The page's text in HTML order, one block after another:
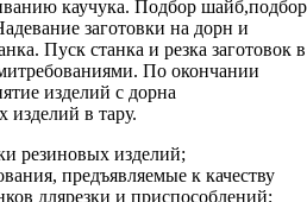
каучука. Подбор шайб,подбор
заготовки на дорн и
Пуск станка и резка заготовок в
По окончании
изделий с дорна
изделий в тару.
резиновых изделий;
предъявляемые к качеству
длярезки и приспособлений;